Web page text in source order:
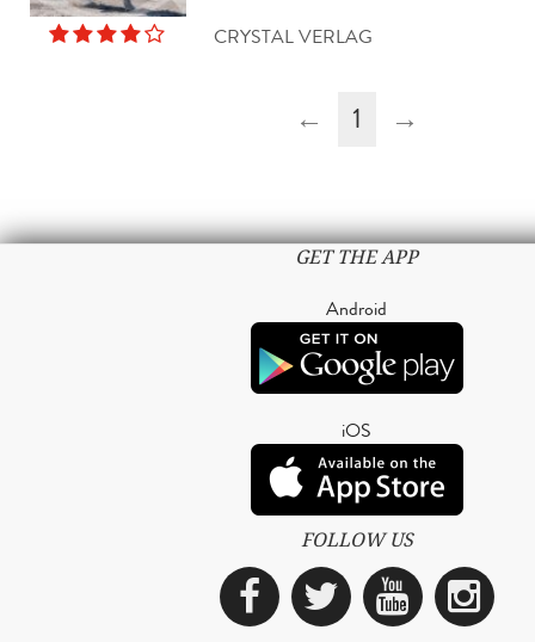
CRYSTAL VERLAG
← 1 →
GET THE APP
Android
iOS
FOLLOW US
Facebook
Twitter